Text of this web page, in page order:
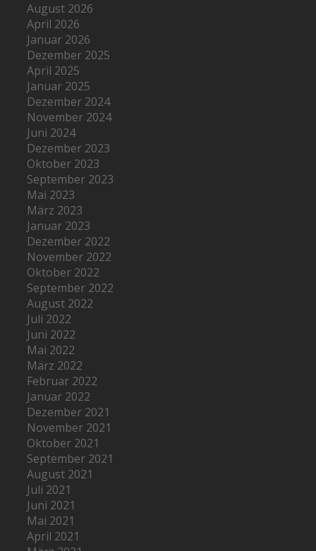
August 2026
April 2026
Januar 2026
Dezember 2025
April 2025
Januar 2025
Dezember 2024
November 2024
Juni 2024
Dezember 2023
Oktober 2023
September 2023
Mai 2023
März 2023
Januar 2023
Dezember 2022
November 2022
Oktober 2022
September 2022
August 2022
Juli 2022
Juni 2022
Mai 2022
März 2022
Februar 2022
Januar 2022
Dezember 2021
November 2021
Oktober 2021
September 2021
August 2021
Juli 2021
Juni 2021
Mai 2021
April 2021